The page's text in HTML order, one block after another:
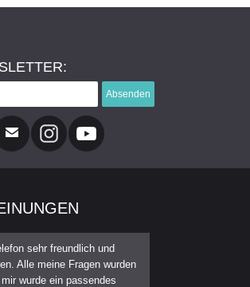
Absenden
sehr freundlich und
Alle meine Fragen wurden
wurde ein passendes